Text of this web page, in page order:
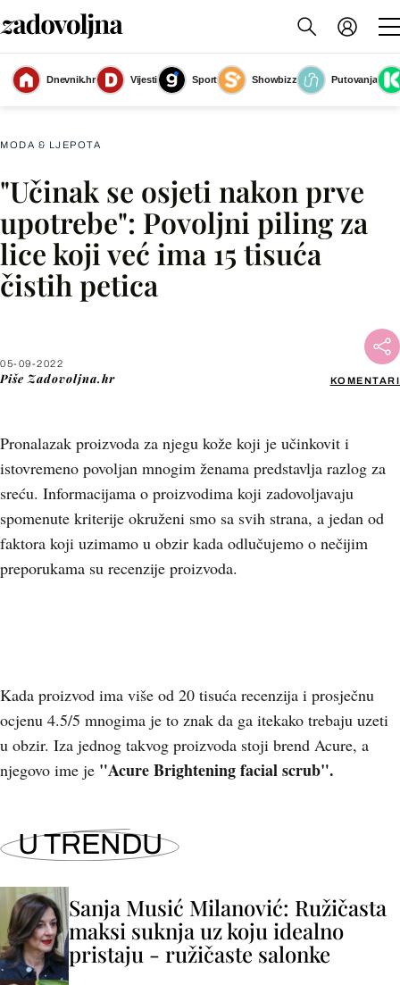
Dnevnik.hr Vijesti Sport Showbizz
Putovanja
Slika nije dostupna
MODA & LJEPOTA
"Učinak se osjeti nakon prve
upotrebe": Povoljni piling za
lice koji već ima 15 tisuća
čistih petica
05-09-2022
Piše Zadovoljna.hr KOMENTARI
Pronalazak proizvoda za njegu kože koji je učinkovit i
istovremeno povoljan mnogim ženama predstavlja razlog za
sreću. Informacijama o proizvodima koji zadovoljavaju
spomenute kriterije okruženi smo sa svih strana, a jedan od
faktora koji uzimamo u obzir kada odlučujemo o nečijim
preporukama su recenzije proizvoda.
Facebook
X
Kada proizvod ima više od 20 tisuća recenzija i prosječnu
ocjenu 4.5/5 mnogima je to znak da ga itekako trebaju uzeti
u obzir. Iza jednog takvog proizvoda stoji brend Acure, a
njegovo ime je "Acure Brightening facial scrub".
U TRENDU
Sanja Musić Milanović: Ružičasta
maksi suknja uz koju idealno
pristaju - ružičaste salonke